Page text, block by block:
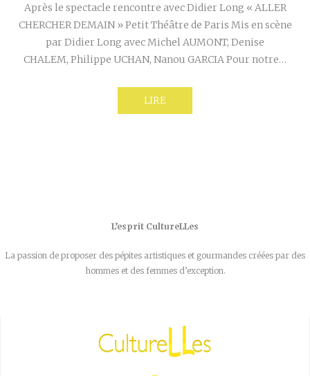
Après le spectacle rencontre avec Didier Long « ALLER
CHERCHER DEMAIN » Petit Théâtre de Paris Mis en scène
par Didier Long avec Michel AUMONT, Denise
CHALEM, Philippe UCHAN, Nanou GARCIA Pour notre…
LIRE
L’esprit CultureLLes
La passion de proposer des pépites artistiques et gourmandes créées par des
hommes et des femmes d’exception.